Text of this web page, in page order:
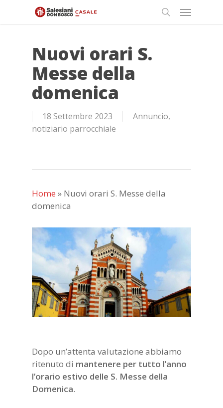
Menu
Nuovi orari S.
Messe della
domenica
18 Settembre 2023 Annuncio,
notiziario parrocchiale
Home » Nuovi orari S. Messe della
domenica
Dopo un’attenta valutazione abbiamo
ritenuto di mantenere per tutto l’anno
l’orario estivo delle S. Messe della
Domenica.